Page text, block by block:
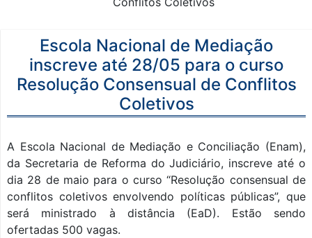
Escola Nacional de Mediação
inscreve até 28/05 para o curso
Resolução Consensual de Conflitos
Coletivos
A Escola Nacional de Mediação e Conciliação (Enam),
da Secretaria de Reforma do Judiciário, inscreve até o
dia 28 de maio para o curso “Resolução consensual de
conflitos coletivos envolvendo políticas públicas”, que
será ministrado à distância (EaD). Estão sendo
ofertadas 500 vagas.